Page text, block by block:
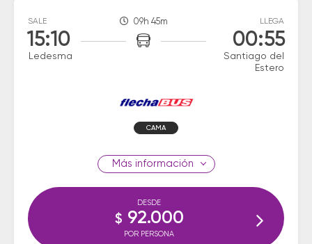
SALE
15:10
Ledesma
09h 45m LLEGA
00:55
Santiago del
Estero
CAMA
información
DESDE
$ 92.000
POR PERSONA